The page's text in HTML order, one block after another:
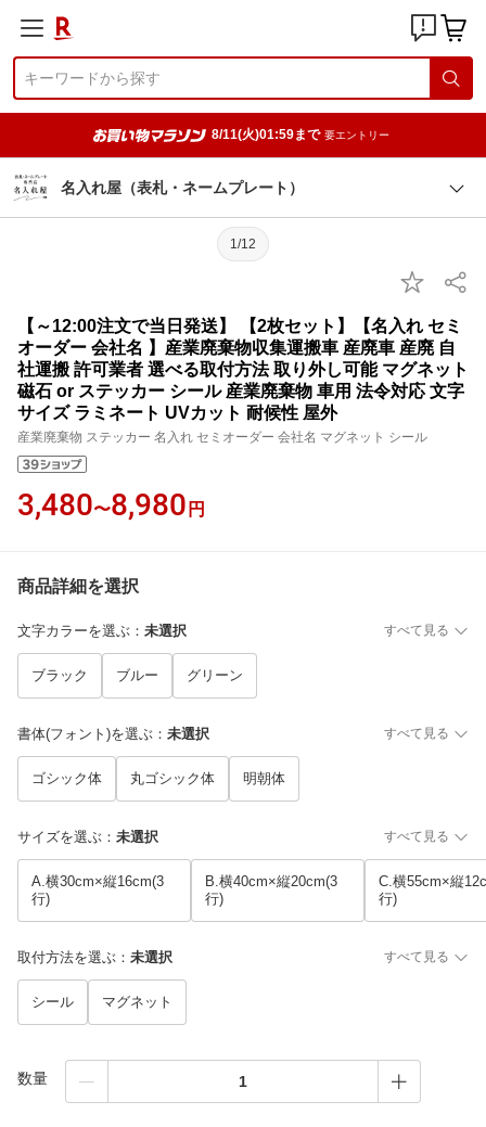
8/11(火)01:59まで 要エントリー
名入れ屋（表札・ネームプレート）
1/12
【～12:00注文で当日発送】 【2枚セット】【名入れ セミ
オーダー 会社名 】産業廃棄物収集運搬車 産廃車 産廃 自
社運搬 許可業者 選べる取付方法 取り外し可能 マグネット
磁石 or ステッカー シール 産業廃棄物 車用 法令対応 文字
サイズ ラミネート UVカット 耐候性 屋外
産業廃棄物 ステッカー 名入れ セミオーダー 会社名 マグネット シール
3,480〜8,980 円
商品詳細を選択
文字カラーを選ぶ ： 未選択 すべて見る
ブラック ブルー グリーン
書体(フォント)を選ぶ ： 未選択 すべて見る
ゴシック体 丸ゴシック体 明朝体
サイズを選ぶ ： 未選択 すべて見る
A.横30cm×縦16cm(3
行)
B.横40cm×縦20cm(3
行)
C.横55cm×縦
行)
取付方法を選ぶ ： 未選択 すべて見る
シール マグネット
数量